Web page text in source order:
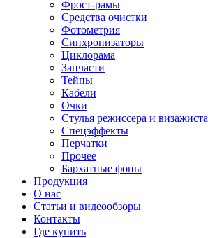
Фрост-рамы
Средства очистки
Фотометрия
Синхронизаторы
Циклорама
Запчасти
Тейпы
Кабели
Очки
Стулья режиссера и визажиста
Спецэффекты
Перчатки
Прочее
Бархатные фоны
Продукция
О нас
Статьи и видеообзоры
Контакты
Где купить